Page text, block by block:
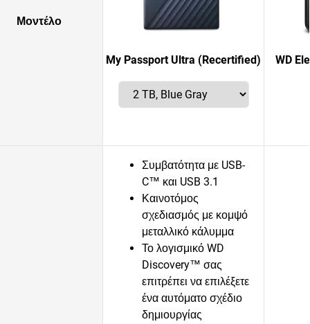
Μοντέλο
My Passport Ultra (Recertified) WD
Συμβατότητα με USB-
C™ και USB 3.1
Καινοτόμος
σχεδιασμός με κομψό
μεταλλικό κάλυμμα
Το λογισμικό WD
Discovery™ σας
επιτρέπει να επιλέξετε
ένα αυτόματο σχέδιο
δημιουργίας